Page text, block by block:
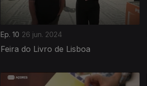
Ep. 10 26 jun. 2024
Feira do Livro de Lisboa